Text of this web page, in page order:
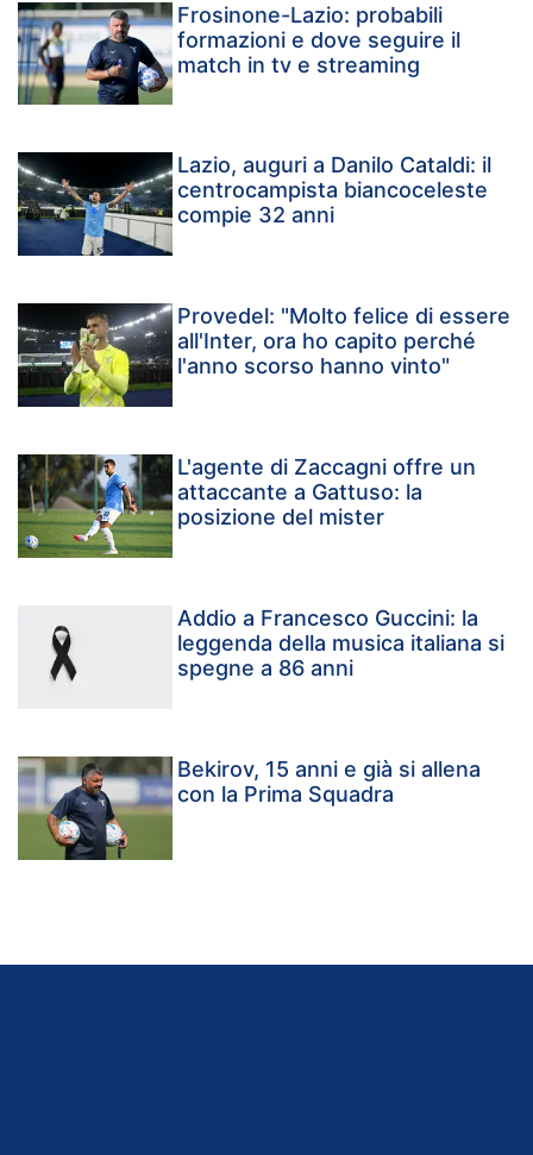
Frosinone-Lazio: probabili
formazioni e dove seguire il
match in tv e streaming
Lazio, auguri a Danilo Cataldi: il
centrocampista biancoceleste
compie 32 anni
Provedel: "Molto felice di essere
all'Inter, ora ho capito perché
l'anno scorso hanno vinto"
L'agente di Zaccagni offre un
attaccante a Gattuso: la
posizione del mister
Addio a Francesco Guccini: la
leggenda della musica italiana si
spegne a 86 anni
Bekirov, 15 anni e già si allena
con la Prima Squadra